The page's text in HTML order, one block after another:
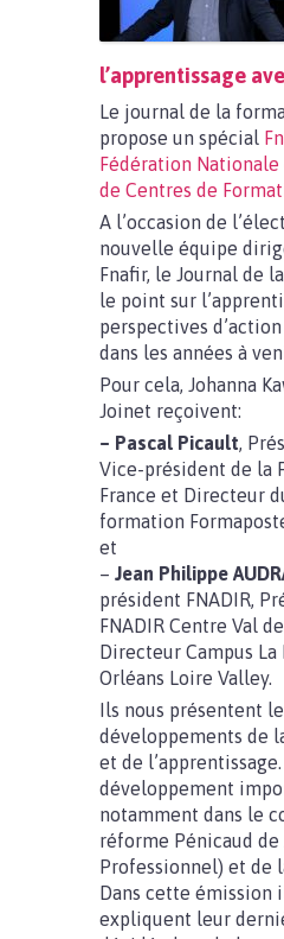
l’apprentissage
Le journal de la
propose un spécial
Fédération
de Centres de
A l’occasion de
nouvelle équipe
Fnafir, le Journal de
le point sur
perspectives
dans les années à
Pour cela, Johanna
Joinet reçoivent:
– Pascal Picault,
Vice-président de la
France et Directeur
formation
et
– Jean Philippe
président FNADIR,
FNADIR Centre Val
Directeur Campus
Orléans Loire Valley.
Ils nous présentent
développements de
et de l’apprentissage.
développement
notamment dans le
réforme Pénicaud
Professionnel) et de
Dans cette émission
expliquent leur